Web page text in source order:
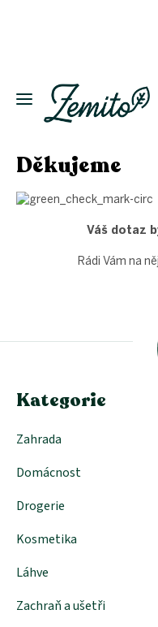
Eko
domácnost
Kosmetika
láhve
Děkujeme
Váš dotaz
Rádi Vám na
a
Kategorie
Zahrada
Domácnost
Drogerie
Kosmetika
Láhve
Zachraň a ušetři